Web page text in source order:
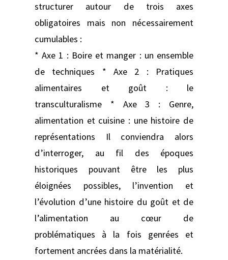
structurer autour de trois axes
obligatoires mais non nécessairement
cumulables :
* Axe 1 : Boire et manger : un ensemble
de techniques * Axe 2 : Pratiques
alimentaires et goût : le
transculturalisme * Axe 3 : Genre,
alimentation et cuisine : une histoire de
représentations Il conviendra alors
d’interroger, au fil des époques
historiques pouvant être les plus
éloignées possibles, l’invention et
l’évolution d’une histoire du goût et de
l’alimentation au cœur de
problématiques à la fois genrées et
fortement ancrées dans la matérialité.